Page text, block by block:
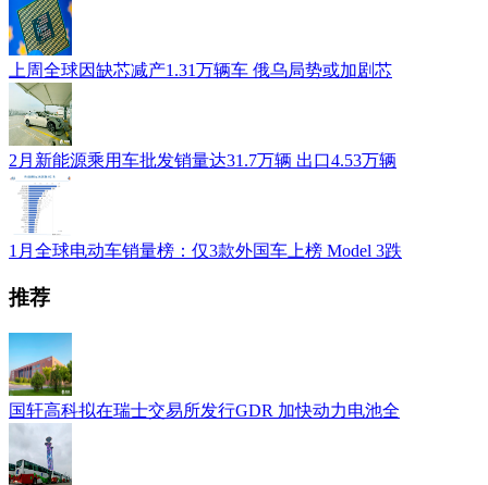
上周全球因缺芯减产1.31万辆车 俄乌局势或加剧芯
2月新能源乘用车批发销量达31.7万辆 出口4.53万辆
1月全球电动车销量榜：仅3款外国车上榜 Model 3跌
推荐
国轩高科拟在瑞士交易所发行GDR 加快动力电池全